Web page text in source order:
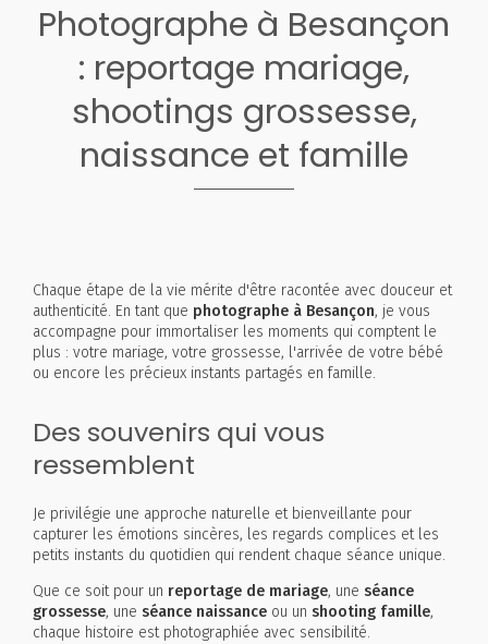
Photographe à Besançon
: reportage mariage,
shootings grossesse,
naissance et famille
Chaque étape de la vie mérite d'être racontée avec douceur et
authenticité. En tant que photographe à Besançon, je vous
accompagne pour immortaliser les moments qui comptent le
plus : votre mariage, votre grossesse, l'arrivée de votre bébé
ou encore les précieux instants partagés en famille.
Des souvenirs qui vous
ressemblent
Je privilégie une approche naturelle et bienveillante pour
capturer les émotions sincères, les regards complices et les
petits instants du quotidien qui rendent chaque séance unique.
Que ce soit pour un reportage de mariage, une séance
grossesse, une séance naissance ou un shooting famille,
chaque histoire est photographiée avec sensibilité.